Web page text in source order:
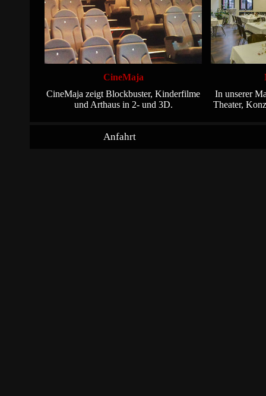
CineMaja
CineMaja zeigt Blockbuster, Kinderfilme
und Arthaus in 2- und 3D.
In unserer
Theater,
Anfahrt